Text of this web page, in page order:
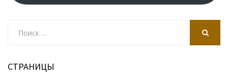
СТРАНИЦЫ